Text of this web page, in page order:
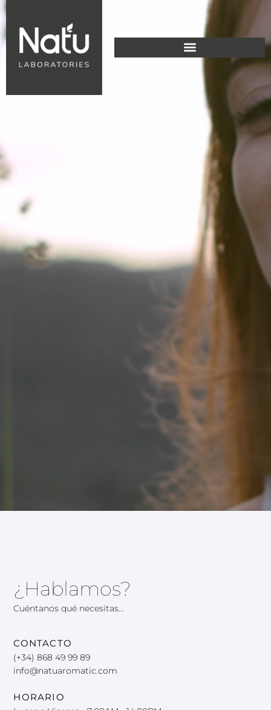
¿Hablamos?
Cuéntanos qué necesitas…
CONTACTO
(+34) 868 49 99 89
info@natuaromatic.com
HORARIO